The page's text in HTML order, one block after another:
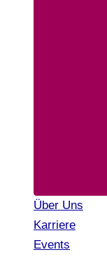
Über Uns
Karriere
Events